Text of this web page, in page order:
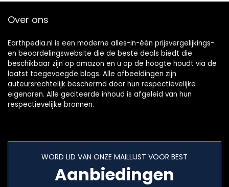
Over ons
Earthpedia.nl is een moderne alles-in-één prijsvergelijkings-
en beoordelingswebsite die de beste deals biedt die
beschikbaar zijn op amazon en u op de hoogte houdt via de
laatst toegevoegde blogs. Alle afbeeldingen zijn
auteursrechtelijk beschermd door hun respectievelijke
eigenaren. Alle geciteerde inhoud is afgeleid van hun
respectievelijke bronnen.
WORD LID VAN ONZE MAILLIJST VOOR BEST
Aanbiedingen